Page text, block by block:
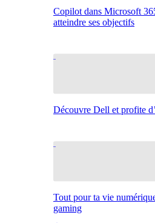
Copilot dans Microsoft
atteindre ses objectifs
Découvre Dell et profite
Tout pour ta vie
gaming